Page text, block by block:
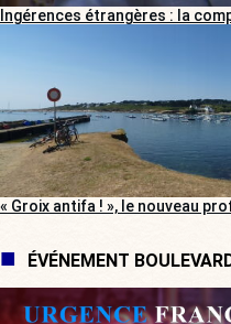
Ingérences étrangères : la
« Groix antifa ! », le nouveau
ÉVÉNEMENT